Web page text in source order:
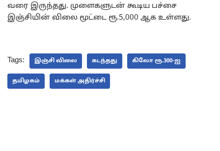
வரை இருந்தது. முளைகளுடன் கூடிய பச்சை
இஞ்சியின் விலை மூட்டை ரூ.5,000 ஆக உள்ளது.
Tags: இஞ்சி விலை கடந்தது கிலோ ரூ.300-ஐ
தமிழகம் மக்கள் அதிர்ச்சி